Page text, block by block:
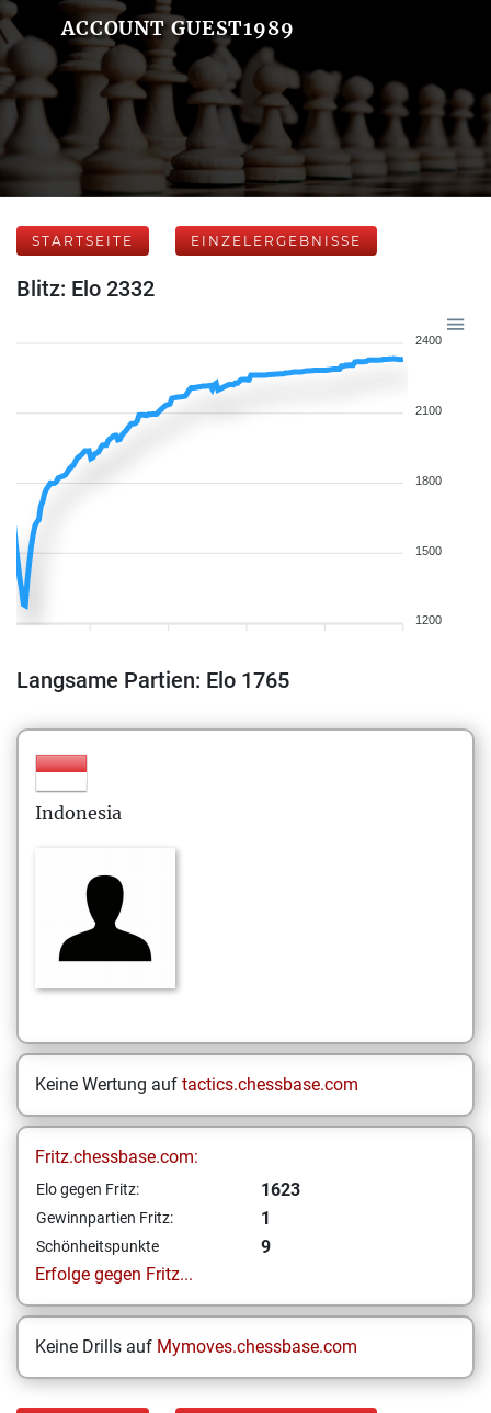
ACCOUNT GUEST1989
STARTSEITE EINZELERGEBNISSE
Blitz: Elo 2332
2400
2100
1800
1500
1200
Langsame Partien: Elo 1765
Indonesia
Keine Wertung auf tactics.chessbase.com
Fritz.chessbase.com:
Elo gegen Fritz: 1623
Gewinnpartien Fritz: 1
Schönheitspunkte
9
Erfolge gegen Fritz...
Keine Drills auf Mymoves.chessbase.com